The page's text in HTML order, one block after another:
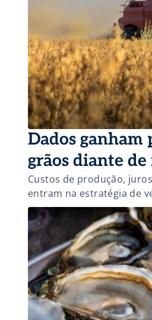
Dados ganham
grãos diante
Custos de produção,
entram na estratégia de